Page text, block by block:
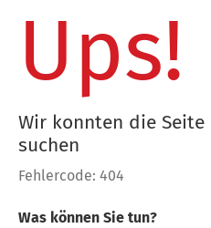
Ups!
Wir konnten die
suchen
Fehlercode: 404
Was können Sie tun?